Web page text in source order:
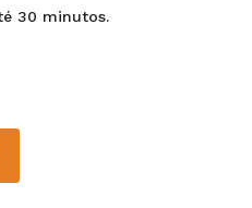
30 minutos.